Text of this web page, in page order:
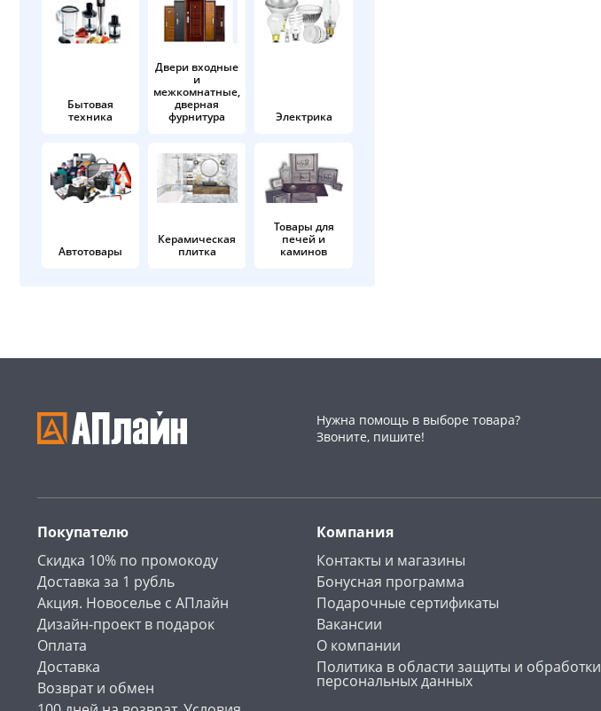
Бытовая
техника
Двери входные
и
межкомнатные,
дверная
фурнитура
Электрика
Автотовары
Керамическая
плитка
Товары для
печей и
каминов
Нужна помощь в выборе товара?
Звоните, пишите!
Покупателю
Скидка 10% по промокоду
Доставка за 1 рубль
Акция. Новоселье с АПлайн
Дизайн-проект в подарок
Оплата
Доставка
Возврат и обмен
Компания
Контакты и магазины
Бонусная программа
Подарочные сертификаты
Вакансии
О компании
Политика в области защиты и обработки
персональных данных